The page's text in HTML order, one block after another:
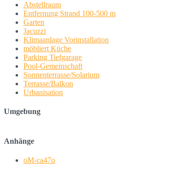
Abstellraum
Entfernung Strand 100-500 m
Garten
Jacuzzi
Klimaanlage Vorinstallation
möbliert Küche
Parking Tiefgarage
Pool-Gemeinschaft
Sonnenterrasse/Solarium
Terrasse/Balkon
Urbanisation
Umgebung
Anhänge
oM-ca47o